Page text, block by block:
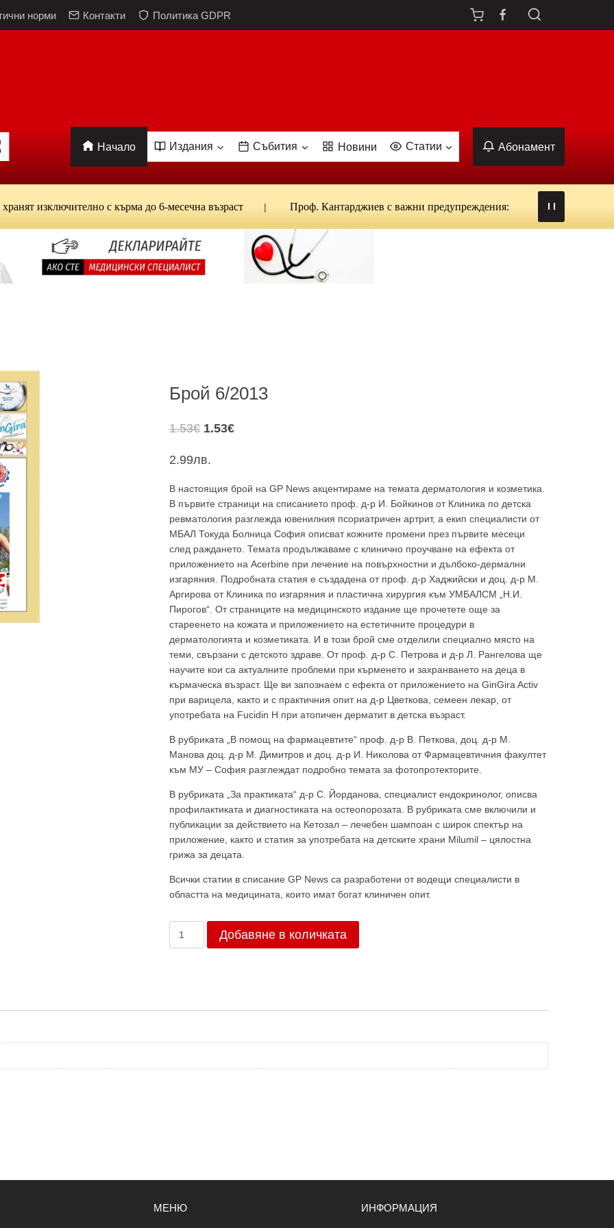
норми Контакти Политика GDPR
Начало Издания Събития Новини Статии Абонамент
изключително с кърма до 6-месечна възраст Проф. Кантарджиев с важни предупреждения: от вируси и ухапвания
Брой 6/2013
1.53€ Original
was:
1.53€.
1.53€Текущата
1.53€.
2.99лв.
В настоящия брой на GP News акцентираме на темата дерматология и козметика.
В първите страници на списанието проф. д-р И. Бойкинов от Клиника по детска
ревматология разглежда ювенилния псориатричен артрит, а екип специалисти от
МБАЛ Токуда Болница София описват кожните промени през първите месеци
след раждането. Темата продължаваме с клинично проучване на ефекта от
приложението на Acerbine при лечение на повърхностни и дълбоко-дермални
изгаряния. Подробната статия е създадена от проф. д-р Хаджийски и доц. д-р М.
Аргирова от Клиника по изгаряния и пластична хирургия към УМБАЛСМ „Н.И.
Пирогов“. От страниците на медицинското издание ще прочетете още за
стареенето на кожата и приложението на естетичните процедури в
дерматологията и козметиката. И в този брой сме отделили специално място на
теми, свързани с детското здраве. От проф. д-р С. Петрова и д-р Л. Рангелова ще
научите кои са актуалните проблеми при кърменето и захранването на деца в
кърмаческа възраст. Ще ви запознаем с ефекта от приложението на GinGira Activ
при варицела, както и с практичния опит на д-р Цветкова, семеен лекар, от
употребата на Fucidin H при атопичен дерматит в детска възраст.
В рубриката „В помощ на фармацевтите“ проф. д-р В. Петкова, доц. д-р М.
Манова доц. д-р М. Димитров и доц. д-р И. Николова от Фармацевтичния факултет
към МУ – София разглеждат подробно темата за фотопротекторите.
В рубриката „За практиката“ д-р С. Йорданова, специалист ендокринолог, описва
профилактиката и диагностиката на остеопорозата. В рубриката сме включили и
публикации за действието на Кетозал – лечебен шампоан с широк спектър на
приложение, както и статия за употребата на детските храни Milumil – цялостна
грижа за децата.
Всички статии в списание GP News са разработени от водещи специалисти в
областта на медицината, които имат богат клиничен опит.
Добавяне в количката
МЕНЮ ИНФОРМАЦИЯ
News
НОВИНИ ЗА ОБЩОПРАКТИКУВАЩИЯ ЛЕКАР
да виждате специализирано медицинско съдържание, трябва да
медицински специалист !